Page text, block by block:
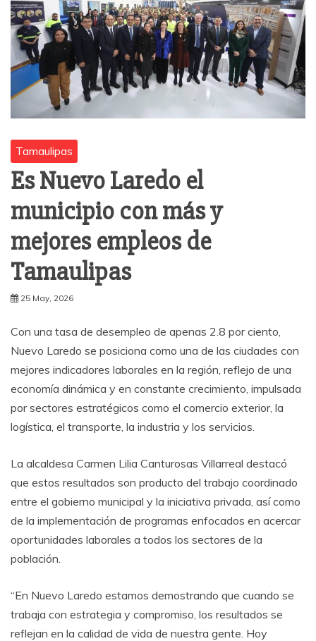
Tamaulipas
Es Nuevo Laredo el
municipio con más y
mejores empleos de
Tamaulipas
25 May, 2026
Con una tasa de desempleo de apenas 2.8 por ciento,
Nuevo Laredo se posiciona como una de las ciudades con
mejores indicadores laborales en la región, reflejo de una
economía dinámica y en constante crecimiento, impulsada
por sectores estratégicos como el comercio exterior, la
logística, el transporte, la industria y los servicios.
La alcaldesa Carmen Lilia Canturosas Villarreal destacó
que estos resultados son producto del trabajo coordinado
entre el gobierno municipal y la iniciativa privada, así como
de la implementación de programas enfocados en acercar
oportunidades laborales a todos los sectores de la
población.
“En Nuevo Laredo estamos demostrando que cuando se
trabaja con estrategia y compromiso, los resultados se
reflejan en la calidad de vida de nuestra gente. Hoy